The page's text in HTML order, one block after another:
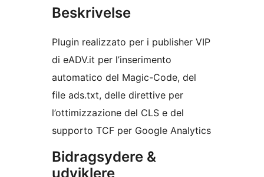
Beskrivelse
Plugin realizzato per i publisher VIP
di eADV.it per l’inserimento
automatico del Magic-Code, del
file ads.txt, delle direttive per
l’ottimizzazione del CLS e del
supporto TCF per Google Analytics
Bidragsydere &
udviklere